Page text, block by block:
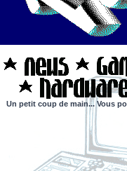
Un petit coup de main... Vous